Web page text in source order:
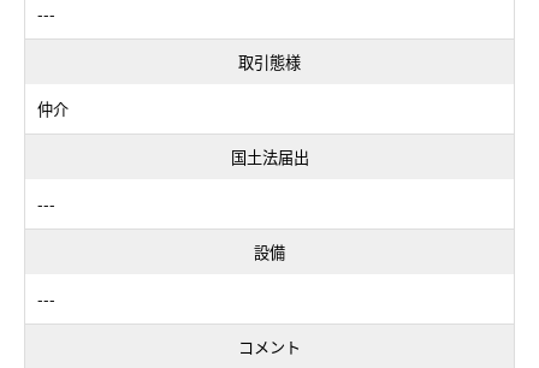
---
取引態様
仲介
国土法届出
---
設備
---
コメント